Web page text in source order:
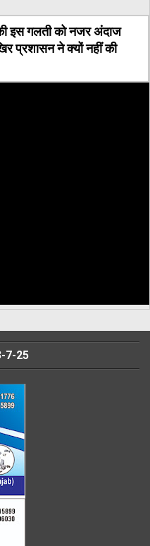
इस गलती को नजर अंदाज
प्रशासन ने क्यों नहीं की
7-25